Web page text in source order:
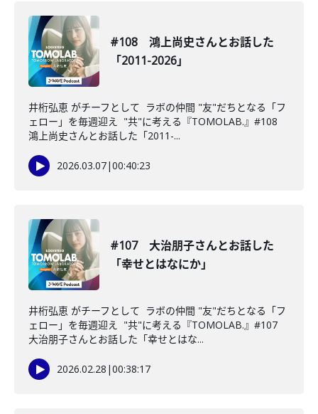
#108 鴻上尚史さんとお話した
「2011-2026」
井桁弘恵 がチーフとして ラボの仲間 "友"だちとなる「フ
ェロー」を毎週迎え "共"に考える『TOMOLAB.』#108
鴻上尚史さんとお話した「2011-...
2026.03.07|00:40:23
#107 大治朋子さんとお話した
「幸せとはなにか」
井桁弘恵 がチーフとして ラボの仲間 "友"だちとなる「フ
ェロー」を毎週迎え "共"に考える『TOMOLAB.』#107
大治朋子さんとお話した「幸せとはな...
2026.02.28 |00:38:17